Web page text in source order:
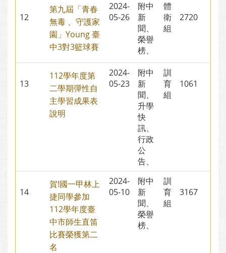
12
第九屆「青春
無毒 、守護家
園」Young 臺
中3對3籃球賽
2024-
05-26
附中
新
聞、
榮譽
榜、
體
衛
組
2720
13
112學年度第
二學期彈性自
主學習成果表
說明
2024-
05-23
附中
新
聞、
升學
快
訊、
行政
公
告、
訓
育
組
1061
14
賀!國一甲林上
捷同學參加
112學年度臺
中市師生直笛
比賽榮獲第二
名
2024-
05-10
附中
新
聞、
榮譽
榜、
訓
育
組
3167